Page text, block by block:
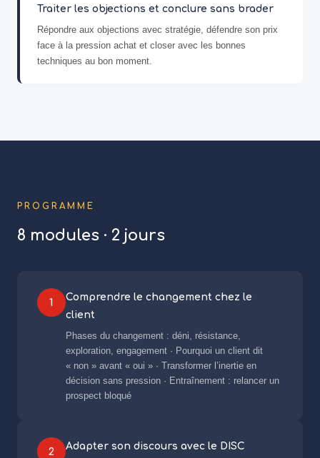
Traiter les objections et conclure sans brader
Répondre aux objections avec stratégie, défendre son prix
face à la pression achat et closer avec les bonnes
techniques au bon moment.
PROGRAMME
8 modules · 2 jours
1
Comprendre le changement chez le
client
Phases du changement : déni, résistance,
exploration, engagement · Pourquoi un client dit
« non » avant « oui » · Transformer l’inertie en
décision sans pression · Entraînement : relancer un
prospect bloqué
2
Adapter son discours avec le DISC